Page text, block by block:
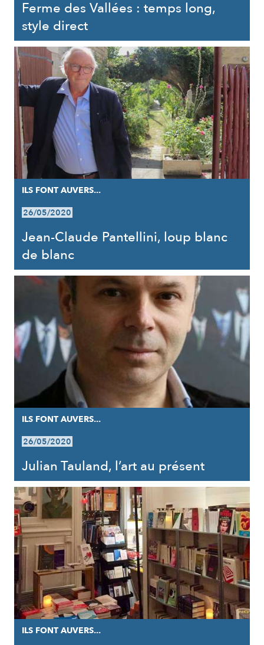
Ferme des Vallées : temps long,
style direct
ILS FONT AUVERS...
26/05/2020
Jean-Claude Pantellini, loup blanc
de blanc
ILS FONT AUVERS...
26/05/2020
Julian Tauland, l’art au présent
ILS FONT AUVERS...